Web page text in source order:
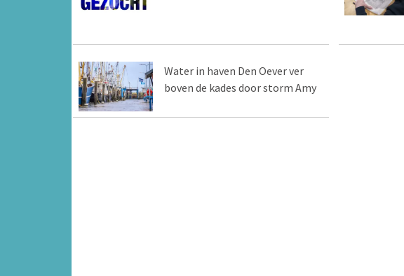
Water in haven Den Oever ver
boven de kades door storm Amy